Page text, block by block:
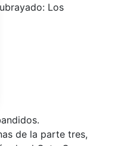
Los
de la parte tres,